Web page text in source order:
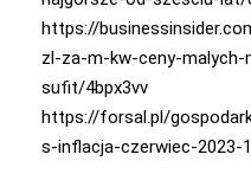
https://
zl-za-m-kw-ceny-malych-
sufit/4bpx3vv
https://forsal.pl/
s-inflacja-czerwiec-2023-